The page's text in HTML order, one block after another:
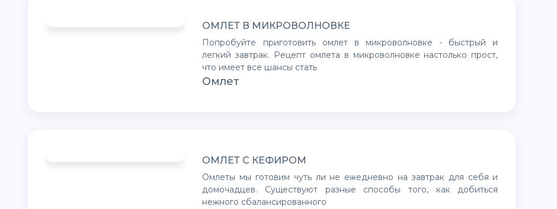
ОМЛЕТ В МИКРОВОЛНОВКЕ
Попробуйте приготовить омлет в микроволновке - быстрый и
легкий завтрак. Рецепт омлета в микроволновке настолько прост,
что имеет все шансы стать
Омлет
ОМЛЕТ С КЕФИРОМ
Омлеты мы готовим чуть ли не ежедневно на завтрак для себя и
домочадцев. Существуют разные способы того, как добиться
нежного сбалансированного